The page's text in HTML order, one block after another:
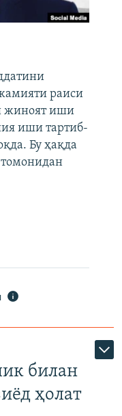
раиси
жиноят иши
иши тартиб-
Бу ҳақда
билан
ҳолат